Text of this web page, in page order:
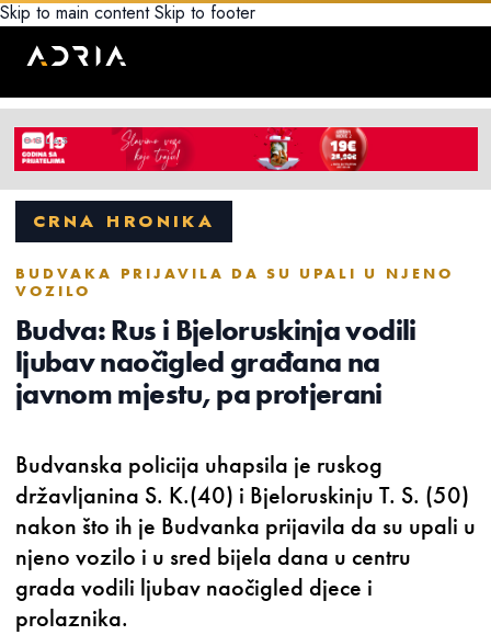
Skip to main content Skip to footer
CRNA HRONIKA
BUDVAKA PRIJAVILA DA SU UPALI U NJENO
VOZILO
Budva: Rus i Bjeloruskinja vodili
ljubav naočigled građana na
javnom mjestu, pa protjerani
Budvanska policija uhapsila je ruskog
državljanina S. K.(40) i Bjeloruskinju T. S. (50)
nakon što ih je Budvanka prijavila da su upali u
njeno vozilo i u sred bijela dana u centru
grada vodili ljubav naočigled djece i
prolaznika.